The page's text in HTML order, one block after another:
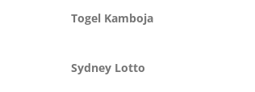
Togel Kamboja
Sydney Lotto